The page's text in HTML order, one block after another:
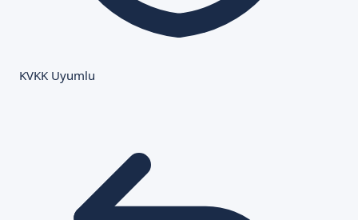
KVKK Uyumlu